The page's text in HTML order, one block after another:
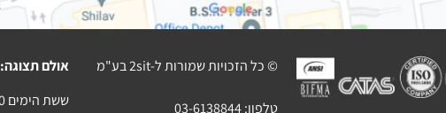
© כל הזכויות שמורות ל-2sit בע"מ
טלפון:03-6138844
אולם תצוגה:
ששת הימים 10 בני ברק , קומה א'